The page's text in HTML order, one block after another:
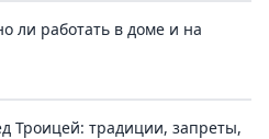
ли работать в доме и на
Троицей: традиции, запреты,